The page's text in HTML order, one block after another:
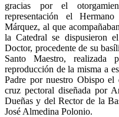
gracias por el
representación el
Márquez, al que
la Catedral se dispusieron
Doctor, procedente de su
Santo Maestro, realizada
reproducción de la misma a
Padre por nuestro Obispo
cruz pectoral diseñada por
Dueñas y del Rector de la
José Almedina Polonio.